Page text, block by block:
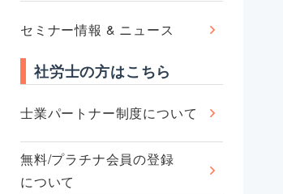
セミナー情報 & ニュース
社労士の方はこちら
士業パートナー制度について
無料/プラチナ会員の登録
について